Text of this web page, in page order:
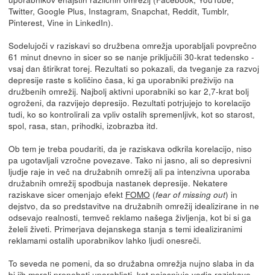
Twitter, Google Plus, Instagram, Snapchat, Reddit, Tumblr,
Pinterest, Vine in LinkedIn).
Sodelujoči v raziskavi so družbena omrežja uporabljali povprečno
61 minut dnevno in sicer so se nanje priključili 30-krat tedensko -
vsaj dan štirikrat torej. Rezultati so pokazali, da tveganje za razvoj
depresije raste s količino časa, ki ga uporabniki preživijo na
družbenih omrežij. Najbolj aktivni uporabniki so kar 2,7-krat bolj
ogroženi, da razvijejo depresijo. Rezultati potrjujejo to korelacijo
tudi, ko so kontrolirali za vpliv ostalih spremenljivk, kot so starost,
spol, rasa, stan, prihodki, izobrazba itd.
Ob tem je treba poudariti, da je raziskava odkrila korelacijo, niso
pa ugotavljali vzročne povezave. Tako ni jasno, ali so depresivni
ljudje raje in več na družabnih omrežij ali pa intenzivna uporaba
družabnih omrežij spodbuja nastanek depresije. Nekatere
raziskave sicer omenjajo efekt FOMO (fear of missing out) in
dejstvo, da so predstavitve na družabnih omrežij idealizirane in ne
odsevajo realnosti, temveč reklamo našega življenja, kot bi si ga
želeli živeti. Primerjava dejanskega stanja s temi idealiziranimi
reklamami ostalih uporabnikov lahko ljudi onesreči.
To seveda ne pomeni, da so družabna omrežja nujno slaba in da